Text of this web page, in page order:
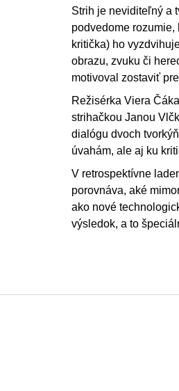
Strih je neviditeľný a
podvedome
kritička) ho
obrazu, zvuku či
motivoval zostaviť
Režisérka Viera
strihačkou Janou
dialógu dvoch
úvahám, ale aj ku
V retrospektívne
porovnáva, aké
ako nové
výsledok, a to